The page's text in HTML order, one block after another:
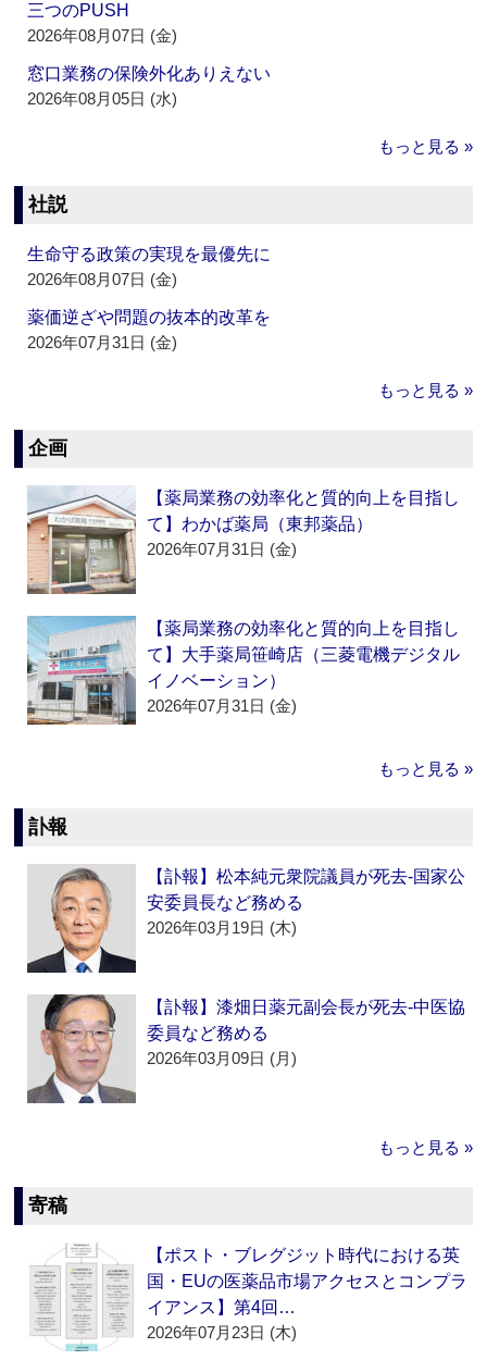
三つのPUSH
2026年08月07日 (金)
窓口業務の保険外化ありえない
2026年08月05日 (水)
もっと見る »
社説
生命守る政策の実現を最優先に
2026年08月07日 (金)
薬価逆ざや問題の抜本的改革を
2026年07月31日 (金)
もっと見る »
企画
【薬局業務の効率化と質的向上を目指し
て】わかば薬局（東邦薬品）
2026年07月31日 (金)
【薬局業務の効率化と質的向上を目指し
て】大手薬局笹崎店（三菱電機デジタル
イノベーション）
2026年07月31日 (金)
もっと見る »
訃報
【訃報】松本純元衆院議員が死去‐国家公
安委員長など務める
2026年03月19日 (木)
【訃報】漆畑日薬元副会長が死去‐中医協
委員など務める
2026年03月09日 (月)
もっと見る »
寄稿
【ポスト・ブレグジット時代における英
国・EUの医薬品市場アクセスとコンプラ
イアンス】第4回…
2026年07月23日 (木)